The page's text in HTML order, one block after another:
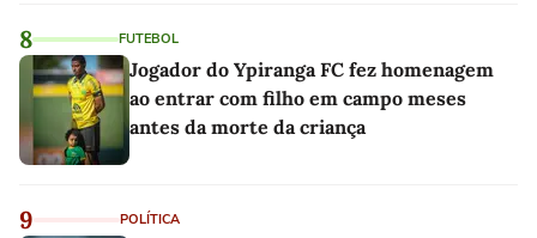
8 FUTEBOL
Jogador do Ypiranga FC fez homenagem
ao entrar com filho em campo meses
antes da morte da criança
9 POLÍTICA